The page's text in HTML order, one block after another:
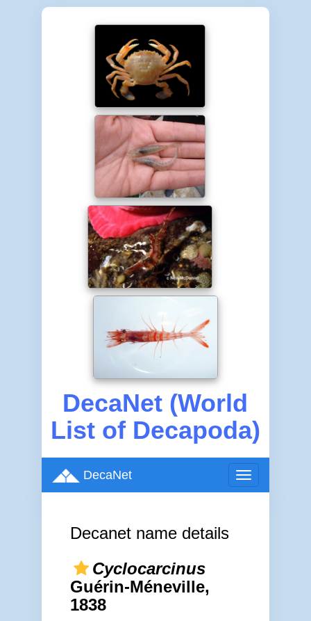
DecaNet (World
List of Decapoda)
Toggle
navigation
DecaNet
Decanet name details
Cyclocarcinus
Guérin-Méneville,
1838